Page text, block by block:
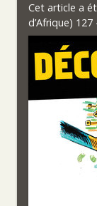
Cet article a
d’Afrique)